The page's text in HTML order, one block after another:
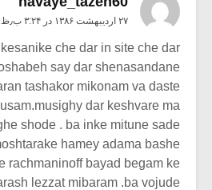
۲۷ اردیبهشت ۱۳۸۶ در ۳:۲۴ ب٫ظ
che dar in site che dar
say dar shenasandane
tashakor mikonam va daste
dar keshvare ma
shode . ba inke mitune sade
hamey adama bashe
rachmaninoff bayad begam ke
lezzat mibaram .ba vojude